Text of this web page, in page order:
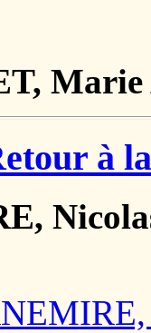
Marie
à